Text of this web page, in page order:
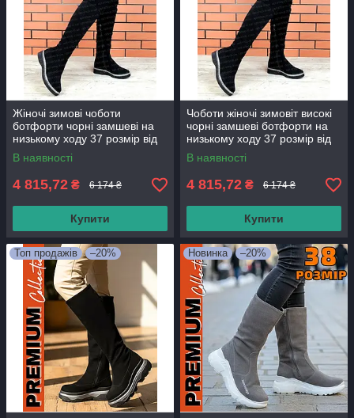
Жіночі зимові чоботи
ботфорти чорні замшеві на
низькому ходу 37 розмір від
виробника
В наявності
4 815,72 ₴ 6 174 ₴
Купити
Чоботи жіночі зимовіт високі
чорні замшеві ботфорти на
низькому ходу 37 розмір від
виробника
В наявності
4 815,72 ₴ 6 174 ₴
Купити
Топ продажів –20% Новинка –20%